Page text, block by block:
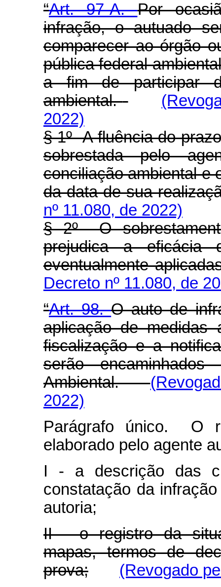
“Art. 97-A.Por
infração, o autuado
comparecer ao órgão
pública federal
a fim de participar
ambiental.
2022)
§ 1º A fluência do
sobrestada pelo
conciliação ambiental e
da data de sua
nº 11.080, de 2022)
§ 2º O
prejudica a eficácia
eventualmente
Decreto nº 11.080, de
“Art. 98.O auto de
aplicação de medidas
fiscalização e a
serão
Ambiental.
2022)
Parágrafo único. O
elaborado pelo agente
I - a descrição das
constatação da
autoria;
II - o registro da
mapas, termos de
prova;
(Revogado